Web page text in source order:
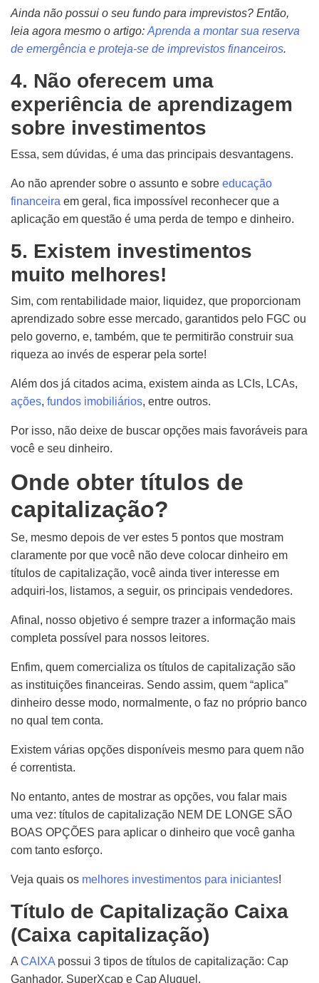
Ainda não possui o seu fundo para imprevistos? Então,
leia agora mesmo o artigo: Aprenda a montar sua reserva
de emergência e proteja-se de imprevistos financeiros.
4. Não oferecem uma
experiência de aprendizagem
sobre investimentos
Essa, sem dúvidas, é uma das principais desvantagens.
Ao não aprender sobre o assunto e sobre educação
financeira em geral, fica impossível reconhecer que a
aplicação em questão é uma perda de tempo e dinheiro.
5. Existem investimentos
muito melhores!
Sim, com rentabilidade maior, liquidez, que proporcionam
aprendizado sobre esse mercado, garantidos pelo FGC ou
pelo governo, e, também, que te permitirão construir sua
riqueza ao invés de esperar pela sorte!
Além dos já citados acima, existem ainda as LCIs, LCAs,
ações, fundos imobiliários, entre outros.
Por isso, não deixe de buscar opções mais favoráveis para
você e seu dinheiro.
Onde obter títulos de
capitalização?
Se, mesmo depois de ver estes 5 pontos que mostram
claramente por que você não deve colocar dinheiro em
títulos de capitalização, você ainda tiver interesse em
adquiri-los, listamos, a seguir, os principais vendedores.
Afinal, nosso objetivo é sempre trazer a informação mais
completa possível para nossos leitores.
Enfim, quem comercializa os títulos de capitalização são
as instituições financeiras. Sendo assim, quem “aplica”
dinheiro desse modo, normalmente, o faz no próprio banco
no qual tem conta.
Existem várias opções disponíveis mesmo para quem não
é correntista.
No entanto, antes de mostrar as opções, vou falar mais
uma vez: títulos de capitalização NEM DE LONGE SÃO
BOAS OPÇÕES para aplicar o dinheiro que você ganha
com tanto esforço.
Veja quais os melhores investimentos para iniciantes!
Título de Capitalização Caixa
(Caixa capitalização)
A CAIXA possui 3 tipos de títulos de capitalização: Cap
Ganhador, SuperXcap e Cap Aluguel.